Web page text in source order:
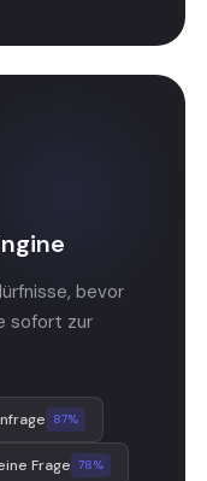
bevor
sofort zur
87%
Frage 78%